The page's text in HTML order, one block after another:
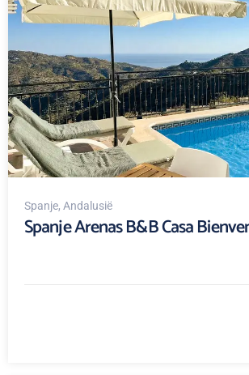
Spanje, Andalusië
Spanje Arenas B&B Casa